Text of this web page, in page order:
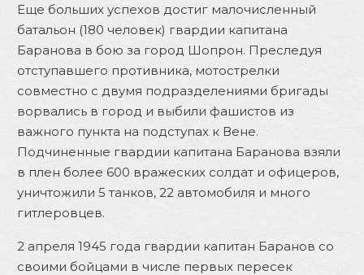
Еще больших успехов достиг малочисленный
батальон (180 человек) гвардии капитана
Баранова в бою за город Шопрон. Преследуя
отступавшего противника, мотострелки
совместно с двумя подразделениями бригады
ворвались в город и выбили фашистов из
важного пункта на подступах к Вене.
Подчиненные гвардии капитана Баранова взяли
в плен более 600 вражеских солдат и офицеров,
уничтожили 5 танков, 22 автомобиля и много
гитлеровцев.
2 апреля 1945 года гвардии капитан Баранов со
своими бойцами в числе первых пересек